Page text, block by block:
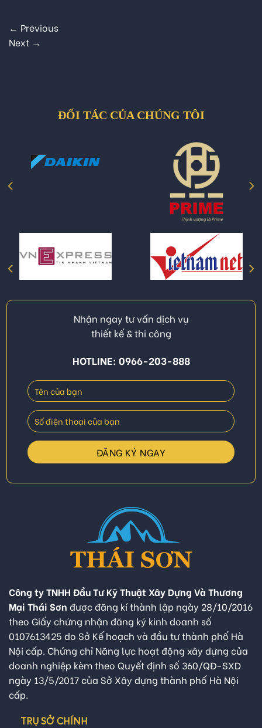
← Previous
Next →
ĐỐI TÁC CỦA CHÚNG TÔI
Nhận ngay tư vấn dịch vụ
thiết kế & thi công
HOTLINE: 0966-203-888
Công ty TNHH Đầu Tư Kỹ Thuật Xây Dựng Và Thương
Mại Thái Sơn được đăng kí thành lập ngày 28/10/2016
theo Giấy chứng nhận đăng ký kinh doanh số
0107613425 do Sở Kế hoạch và đầu tư thành phố Hà
Nội cấp. Chứng chỉ Năng lực hoạt động xây dựng của
doanh nghiệp kèm theo Quyết định số 360/QĐ-SXD
ngày 13/5/2017 của Sở Xây dựng thành phố Hà Nội
cấp.
TRỤ SỞ CHÍNH